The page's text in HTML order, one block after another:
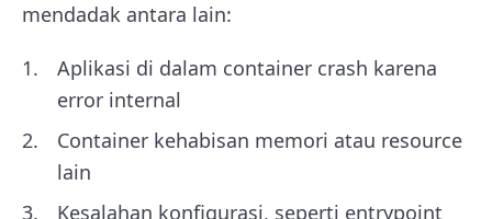
mendadak antara lain:
Aplikasi di dalam container crash karena
error internal
Container kehabisan memori atau resource
lain
Kesalahan konfigurasi, seperti entrypoint